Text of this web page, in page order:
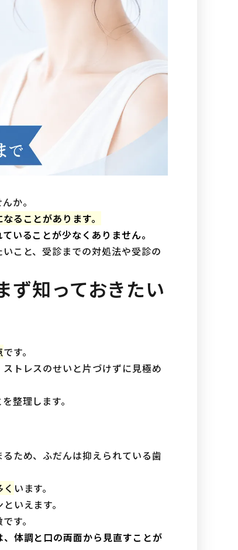
か。
ることがあります。
いることが少なくありません。
こと、受診までの対処法や受診の
ず知っておきたい
です。
ストレスのせいと片づけずに見極め
整理します。
ため、ふだんは抑えられている歯
います。
いえます。
す。
体調と口の両面から見直すことが